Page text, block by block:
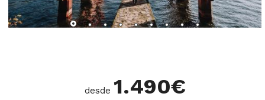
desde 1.490€